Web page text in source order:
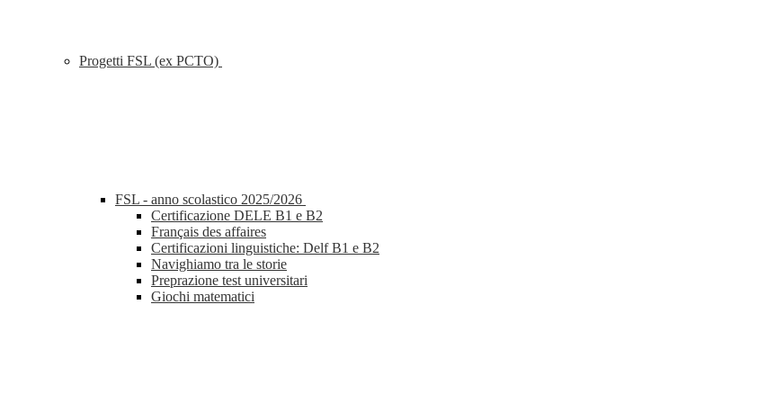
Progetti FSL (ex PCTO)
FSL - anno scolastico 2025/2026
Certificazione DELE B1 e B2
Français des affaires
Certificazioni linguistiche: Delf B1 e B2
Navighiamo tra le storie
Preprazione test universitari
Giochi matematici